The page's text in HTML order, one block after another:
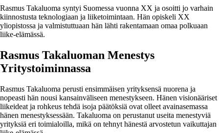
Rasmus Takaluoma syntyi Suomessa vuonna XX ja osoitti jo varhain
kiinnostusta teknologiaan ja liiketoimintaan. Hän opiskeli XX
yliopistossa ja valmistuttuaan hän lähti rakentamaan omaa polkuaan
liike-elämässä.
Rasmus Takaluoman Menestys
Yritystoiminnassa
Rasmus Takaluoma perusti ensimmäisen yrityksensä nuorena ja
nopeasti hän nousi kansainväliseen menestykseen. Hänen visionääriset
liikeideat ja rohkeus tehdä isoja päätöksiä ovat olleet avainasemassa
hänen menestyksessään. Takaluoma on perustanut useita menestyviä
yrityksiä eri toimialoilla, mikä on tehnyt hänestä arvostetun vaikuttajan